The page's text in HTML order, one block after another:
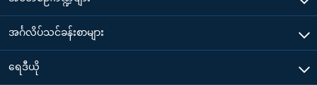
အင်္ဂလိပ်သင်ခန်းစာများ
ရေဒီယို